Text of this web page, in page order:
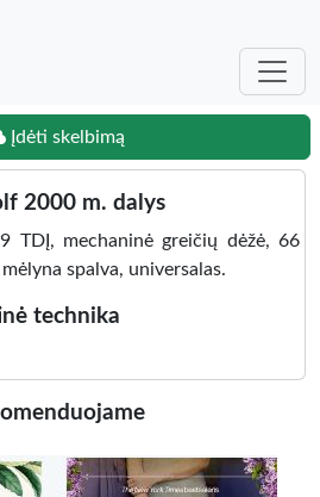
Įdėti skelbimą
2000 m. dalys
TDĮ, mechaninė greičių dėžė, 66
spalva, universalas.
technika